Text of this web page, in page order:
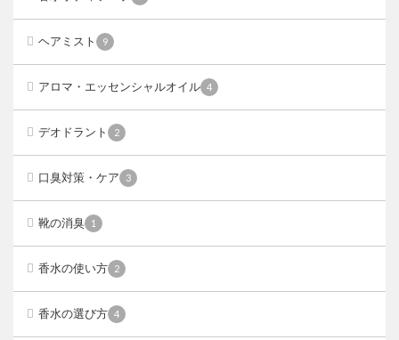
ヘアミスト 9
アロマ・エッセンシャルオイル 4
デオドラント 2
口臭対策・ケア 3
靴の消臭 1
香水の使い方 2
香水の選び方 4